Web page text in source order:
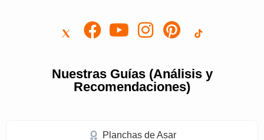
Nuestras Guías (Análisis y
Recomendaciones)
Planchas de Asar